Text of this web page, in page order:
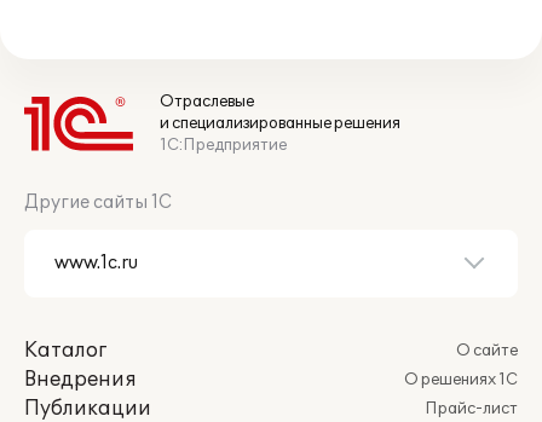
Отраслевые
и специализированные решения
1С:Предприятие
Другие сайты 1С
Каталог
Внедрения
Публикации
О сайте
О решениях 1С
Прайс-лист